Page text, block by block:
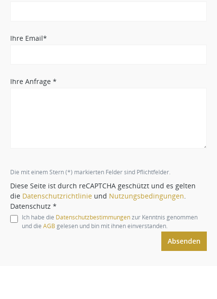
Ihre Email*
Ihre Anfrage *
Die mit einem Stern (*) markierten Felder sind Pflichtfelder.
Diese Seite ist durch reCAPTCHA geschützt und es gelten
die Datenschutzrichtlinie und Nutzungsbedingungen
Datenschutz *
Ich habe die Datenschutzbestimmungenzur Kenntnis genommen
und die AGB gelesen und bin mit ihnen einverstanden.
Absenden